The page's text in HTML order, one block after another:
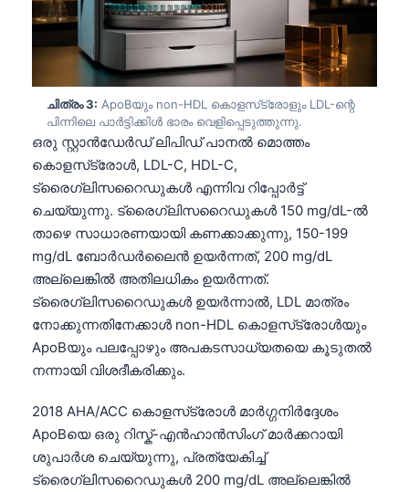
ചിത്രം 3: ApoBയും non-HDL കൊളസ്‌ട്രോളും LDL-ന്റെ
പിന്നിലെ പാർട്ടിക്കിൾ ഭാരം വെളിപ്പെടുത്തുന്നു.
ഒരു സ്റ്റാൻഡേർഡ് ലിപിഡ് പാനൽ മൊത്തം
കൊളസ്‌ട്രോൾ, LDL-C, HDL-C,
ട്രൈഗ്ലിസറൈഡുകൾ എന്നിവ റിപ്പോർട്ട്
ചെയ്യുന്നു. ട്രൈഗ്ലിസറൈഡുകൾ 150 mg/dL-ൽ
താഴെ സാധാരണയായി കണക്കാക്കുന്നു, 150-199
mg/dL ബോർഡർലൈൻ ഉയർന്നത്, 200 mg/dL
അല്ലെങ്കിൽ അതിലധികം ഉയർന്നത്.
ട്രൈഗ്ലിസറൈഡുകൾ ഉയർന്നാൽ, LDL മാത്രം
നോക്കുന്നതിനേക്കാൾ non-HDL കൊളസ്‌ട്രോൾയും
ApoBയും പലപ്പോഴും അപകടസാധ്യതയെ കൂടുതൽ
നന്നായി വിശദീകരിക്കും.
2018 AHA/ACC കൊളസ്‌ട്രോൾ മാർഗ്ഗനിർദ്ദേശം
ApoBയെ ഒരു റിസ്ക്-എൻഹാൻസിംഗ് മാർക്കറായി
ശുപാർശ ചെയ്യുന്നു, പ്രത്യേകിച്ച്
ട്രൈഗ്ലിസറൈഡുകൾ 200 mg/dL അല്ലെങ്കിൽ